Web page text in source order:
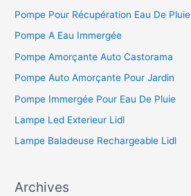
Pompe Pour Récupération Eau De Pluie
Pompe A Eau Immergée
Pompe Amorçante Auto Castorama
Pompe Auto Amorçante Pour Jardin
Pompe Immergée Pour Eau De Pluie
Lampe Led Exterieur Lidl
Lampe Baladeuse Rechargeable Lidl
Archives